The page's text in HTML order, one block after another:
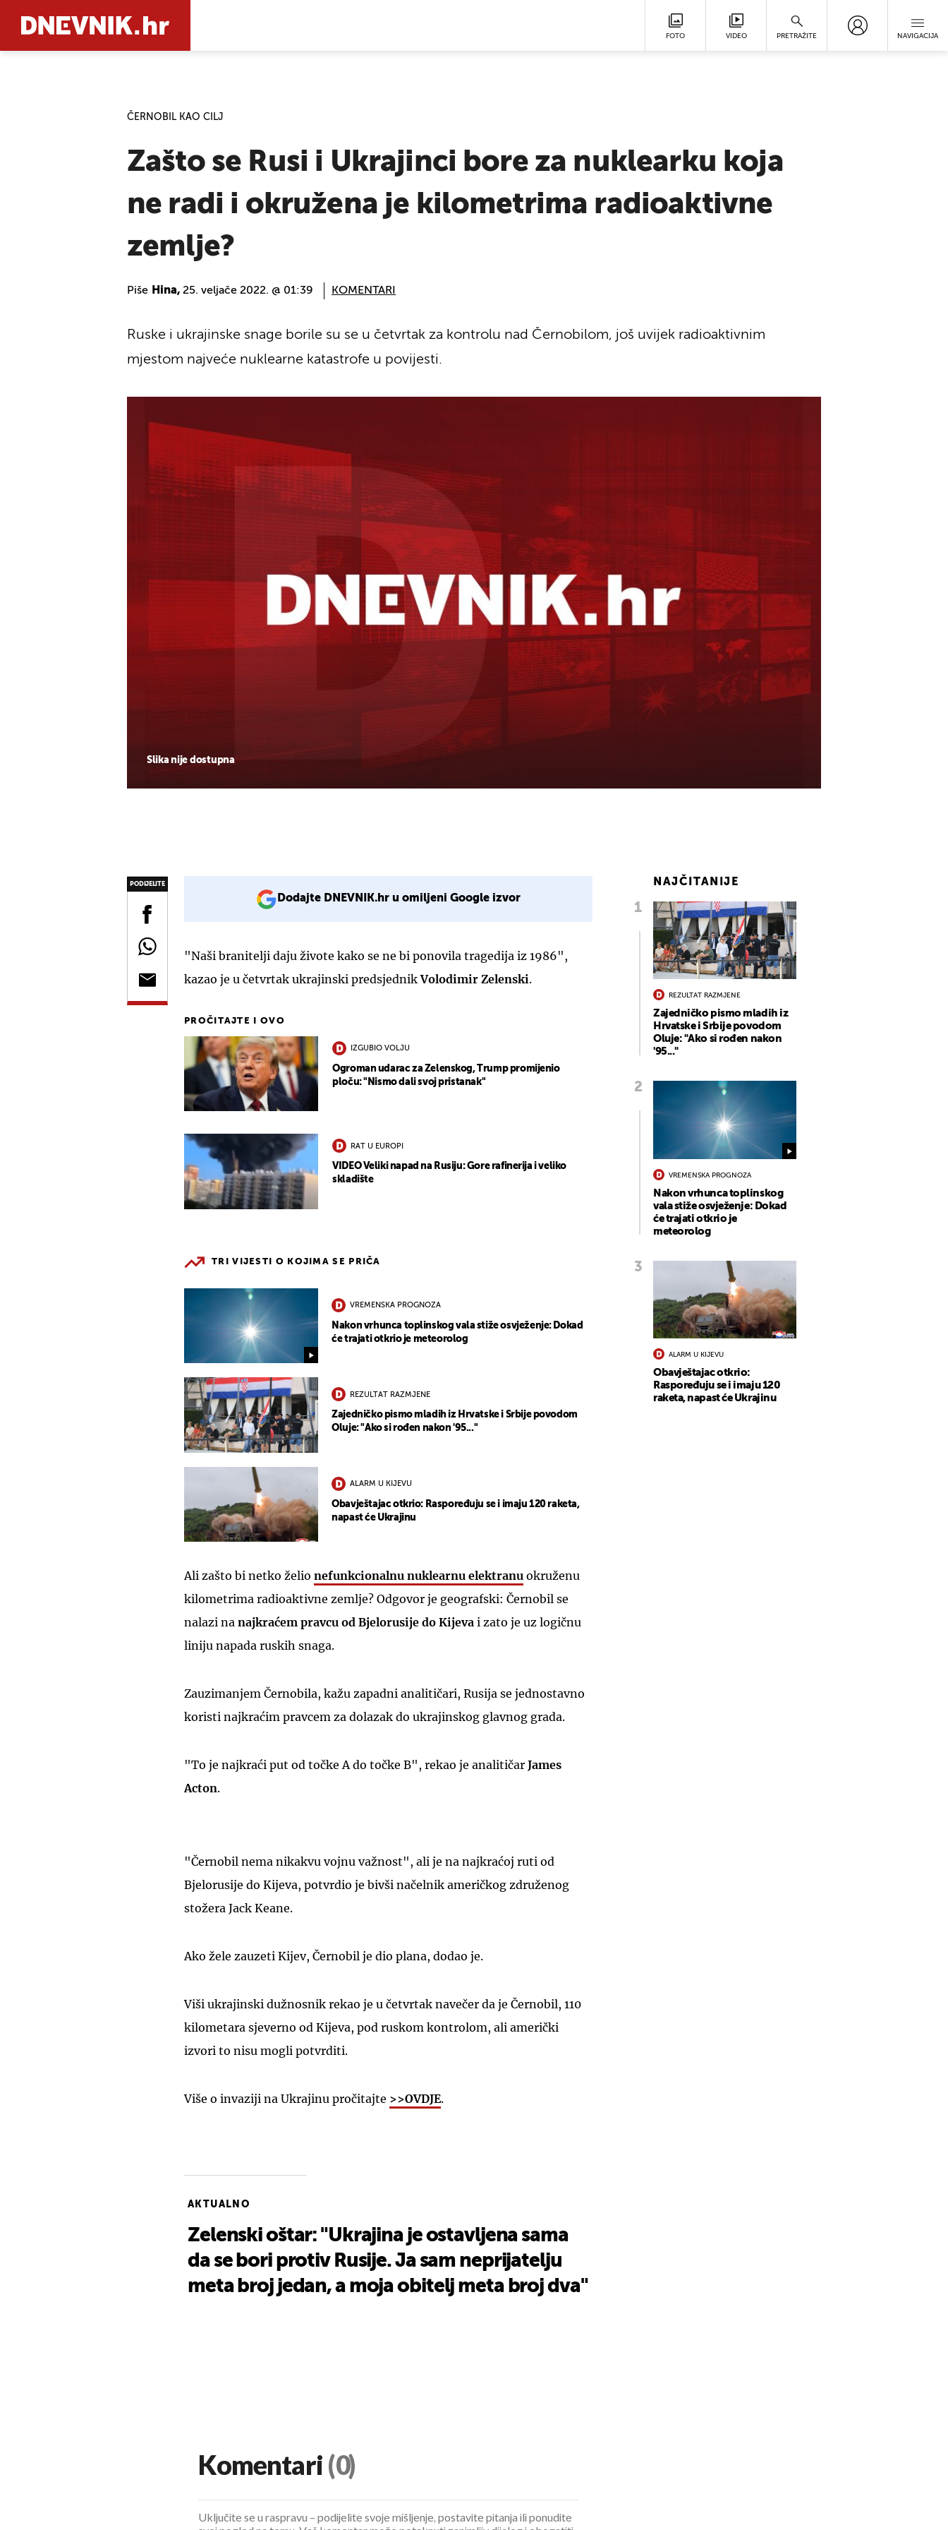
FOTO VIDEO PRETRAŽITE NAVIGACIJA
ČERNOBIL KAO CILJ
Zašto se Rusi i Ukrajinci bore za nuklearku koja
ne radi i okružena je kilometrima radioaktivne
zemlje?
Piše Hina, 25. veljače 2022. @ 01:39 KOMENTARI
Slika nije dostupna
Ruske i ukrajinske snage borile su se u četvrtak za kontrolu nad Černobilom, još uvijek radioaktivnim
mjestom najveće nuklearne katastrofe u povijesti.
PODIJELITE
Dodajte DNEVNIK.hr u omiljeni Google izvor
"Naši branitelji daju živote kako se ne bi ponovila tragedija iz 1986",
kazao je u četvrtak ukrajinski predsjednikVolodimir Zelenski.
PROČITAJTE I OVO
IZGUBIO VOLJU
Ogroman udarac za Zelenskog, Trump promijenio
ploču: "Nismo dali svoj pristanak"
RAT U EUROPI
VIDEO Veliki napad na Rusiju: Gore rafinerija i veliko
skladište
TRI VIJESTI O KOJIMA SE PRIČA
VREMENSKA PROGNOZA
Nakon vrhunca toplinskog vala stiže osvježenje: Dokad
će trajati otkrio je meteorolog
REZULTAT RAZMJENE
Zajedničko pismo mladih iz Hrvatske i Srbije povodom
Oluje: "Ako si rođen nakon '95..."
ALARM U KIJEVU
Obavještajac otkrio: Raspoređuju se i imaju 120 raketa,
napast će Ukrajinu
Ali zašto bi netko želio nefunkcionalnu nuklearnu elektranu okruženu
kilometrima radioaktivne zemlje? Odgovor je geografski: Černobil se
nalazi na najkraćem pravcu od Bjelorusije do Kijeva i zato je uz logičnu
liniju napada ruskih snaga.
Zauzimanjem Černobila, kažu zapadni analitičari, Rusija se jednostavno
koristi najkraćim pravcem za dolazak do ukrajinskog glavnog grada.
"To je najkraći put od točke A do točke B", rekao je analitičar James
Acton.
"Černobil nema nikakvu vojnu važnost", ali je na najkraćoj ruti od
Bjelorusije do Kijeva, potvrdio je bivši načelnik američkog združenog
stožera Jack Keane.
Ako žele zauzeti Kijev, Černobil je dio plana, dodao je.
Viši ukrajinski dužnosnik rekao je u četvrtak navečer da je Černobil, 110
kilometara sjeverno od Kijeva, pod ruskom kontrolom, ali američki
izvori to nisu mogli potvrditi.
Više o invaziji na Ukrajinu pročitajte >>OVDJE.
AKTUALNO
Zelenski oštar: "Ukrajina je ostavljena sama
da se bori protiv Rusije. Ja sam neprijatelju
meta broj jedan, a moja obitelj meta broj dva"
NAJČITANIJE
REZULTAT RAZMJENE
Zajedničko pismo mladih iz
Hrvatske i Srbije povodom
Oluje: "Ako si rođen nakon
'95..."
VREMENSKA PROGNOZA
Nakon vrhunca toplinskog
vala stiže osvježenje: Dokad
će trajati otkrio je
meteorolog
ALARM U KIJEVU
Obavještajac otkrio:
Raspoređuju se i imaju 120
raketa, napast će Ukrajinu
Komentari (0)
Uključite se u raspravu – podijelite svoje mišljenje, postavite pitanja ili ponudite
UKLJUČITE NOTIFIKACIJE